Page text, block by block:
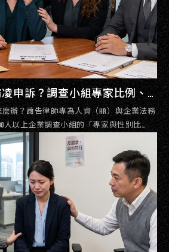
凌申訴？調查小組專家比例、
全指南｜蕭告律師事務所
辦？蕭告律師專為人資（HR）與企業法務
人以上企業調查小組的「專家與性別比
如何巧妙運用最新「協調機制」降低企業